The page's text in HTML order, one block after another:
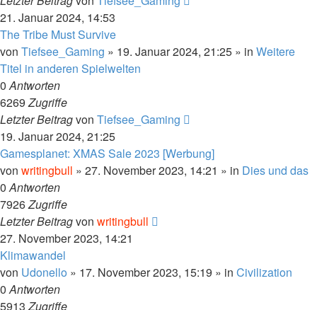
21. Januar 2024, 14:53
The Tribe Must Survive
von Tiefsee_Gaming » 19. Januar 2024, 21:25 » in Weitere
Titel in anderen Spielwelten
0Antworten
6269Zugriffe
Letzter Beitragvon Tiefsee_Gaming
19. Januar 2024, 21:25
Gamesplanet: XMAS Sale 2023 [Werbung]
von writingbull » 27. November 2023, 14:21 » in Dies und das
0Antworten
7926Zugriffe
Letzter Beitragvon writingbull
27. November 2023, 14:21
Klimawandel
von Udonello » 17. November 2023, 15:19 » in Civilization
0Antworten
5913Zugriffe